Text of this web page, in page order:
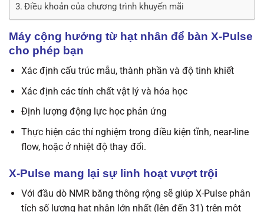
Điều khoản của chương trình khuyến mãi
Máy cộng hưởng từ hạt nhân để bàn X-Pulse
cho phép bạn
Xác định cấu trúc mẫu, thành phần và độ tinh khiết
Xác định các tính chất vật lý và hóa học
Định lượng động lực học phản ứng
Thực hiện các thí nghiệm trong điều kiện tĩnh, near-line
flow, hoặc ở nhiệt độ thay đổi.
X-Pulse mang lại sự linh hoạt vượt trội
Với đầu dò NMR băng thông rộng sẽ giúp X-Pulse phân
tích số lượng hạt nhân lớn nhất (lên đến 31) trên một